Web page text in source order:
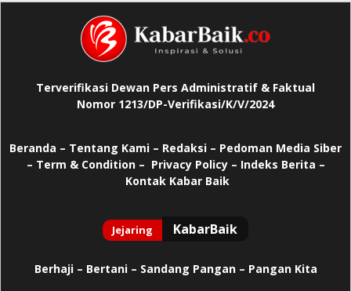
Terverifikasi Dewan Pers Administratif & Faktual
Nomor 1213/DP-Verifikasi/K/V/2024
Beranda – Tentang Kami – Redaksi – Pedoman Media Siber
– Term & Condition – Privacy Policy– Indeks Berita –
Kontak Kabar Baik
Berhaji– Bertani – Sandang Pangan – Pangan Kita